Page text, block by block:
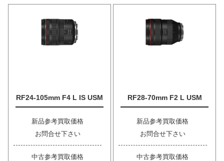
RF24-105mm F4 L IS USM
新品参考買取価格
お問合せ下さい
中古参考買取価格
RF28-70mm F2 L USM
新品参考買取価格
お問合せ下さい
中古参考買取価格